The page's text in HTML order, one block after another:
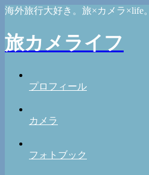
海外旅行大好き。旅×カメラ×life。
旅カメライフ
プロフィール
カメラ
フォトブック